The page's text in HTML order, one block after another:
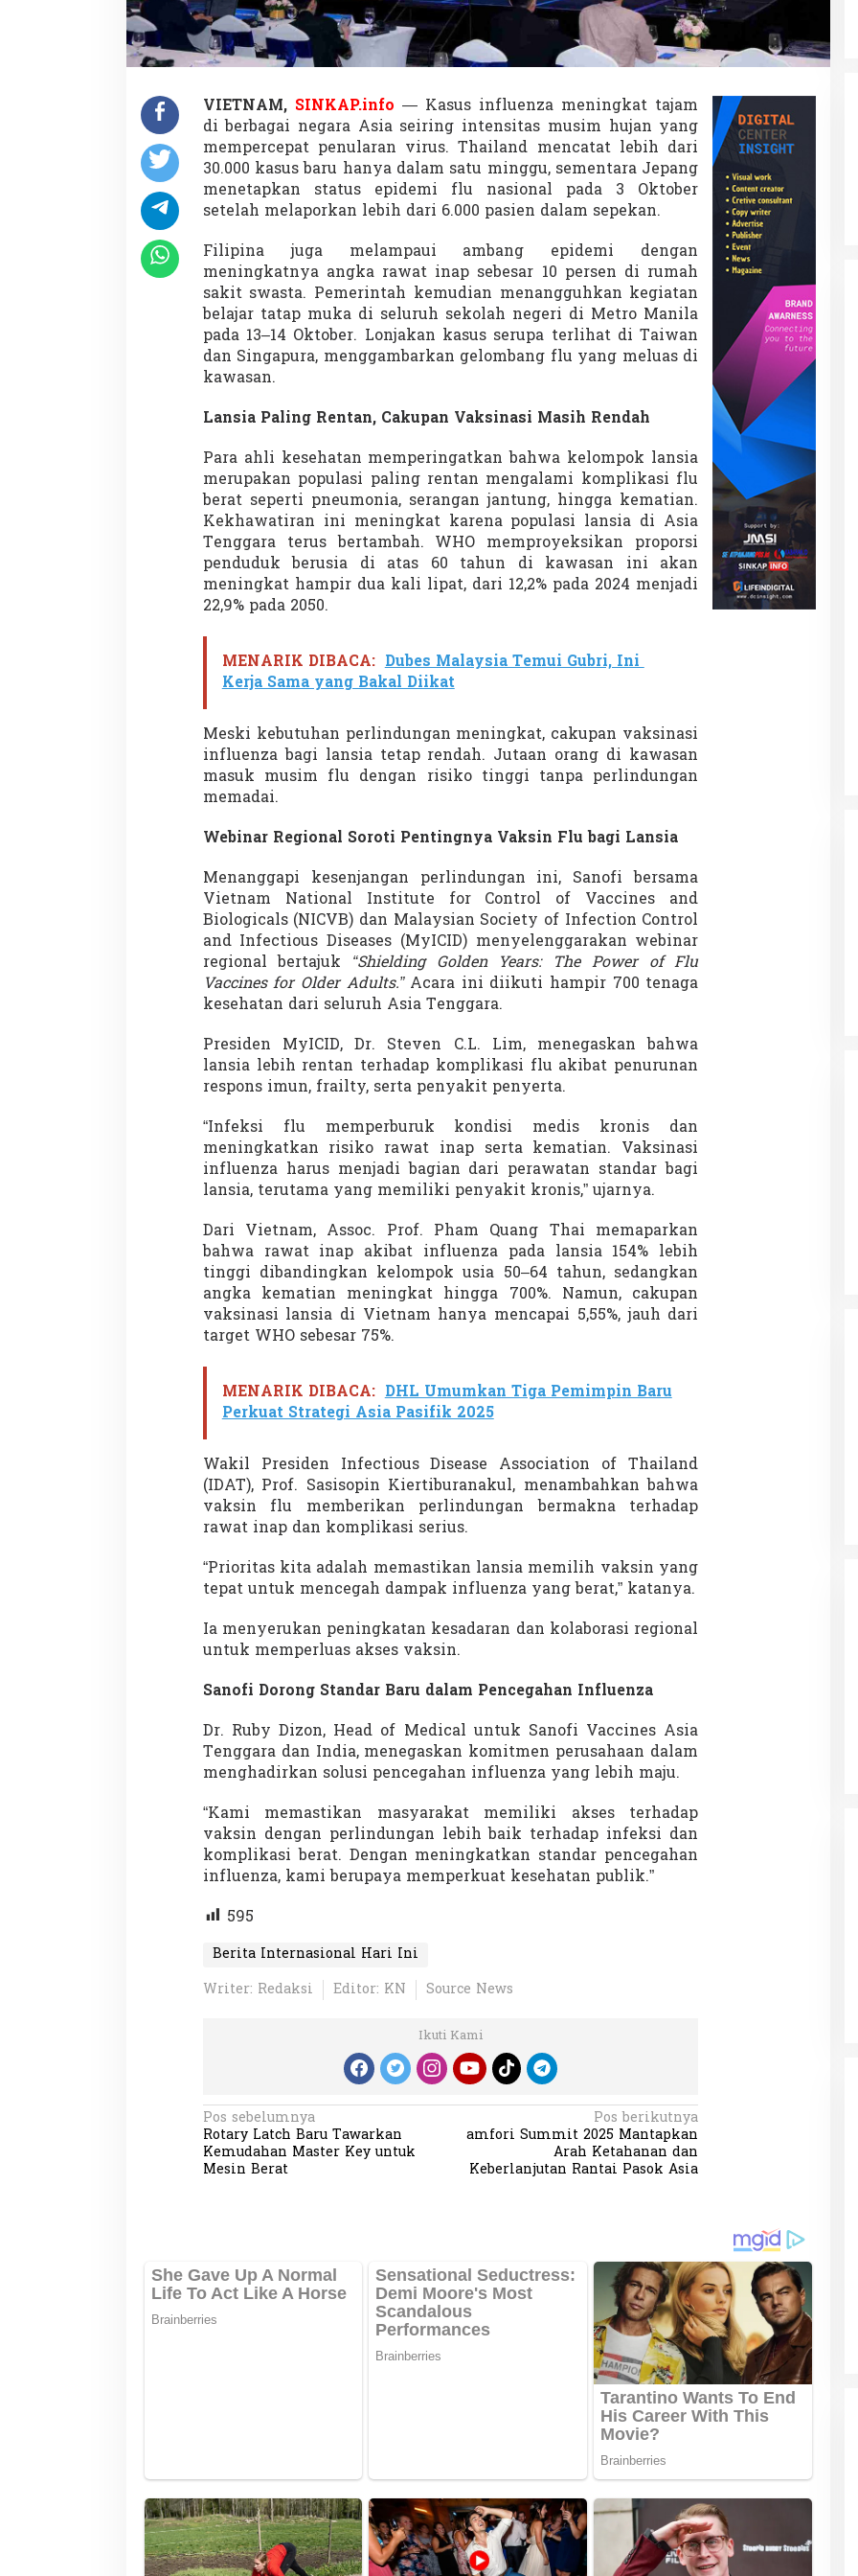
i
k
o
T
b
e
s
a
r
M
e
i
n
t
a
i
L
a
i
VIETNAM, SINKAP.info — Kasus influenza meningkat tajam
di berbagai negara Asia seiring intensitas musim hujan yang
mempercepat penularan virus. Thailand mencatat lebih dari
30.000 kasus baru hanya dalam satu minggu, sementara Jepang
menetapkan status epidemi flu nasional pada 3 Oktober
setelah melaporkan lebih dari 6.000 pasien dalam sepekan.
Filipina juga melampaui ambang epidemi dengan
meningkatnya angka rawat inap sebesar 10 persen di rumah
sakit swasta. Pemerintah kemudian menangguhkan kegiatan
belajar tatap muka di seluruh sekolah negeri di Metro Manila
pada 13–14 Oktober. Lonjakan kasus serupa terlihat di Taiwan
dan Singapura, menggambarkan gelombang flu yang meluas di
kawasan.
Lansia Paling Rentan, Cakupan Vaksinasi Masih Rendah
Para ahli kesehatan memperingatkan bahwa kelompok lansia
merupakan populasi paling rentan mengalami komplikasi flu
berat seperti pneumonia, serangan jantung, hingga kematian.
Kekhawatiran ini meningkat karena populasi lansia di Asia
Tenggara terus bertambah. WHO memproyeksikan proporsi
penduduk berusia di atas 60 tahun di kawasan ini akan
meningkat hampir dua kali lipat, dari 12,2% pada 2024 menjadi
22,9% pada 2050.
MENARIK DIBACA: Dubes Malaysia Temui Gubri, Ini
Kerja Sama yang Bakal Diikat
Meski kebutuhan perlindungan meningkat, cakupan vaksinasi
influenza bagi lansia tetap rendah. Jutaan orang di kawasan
masuk musim flu dengan risiko tinggi tanpa perlindungan
memadai.
Webinar Regional Soroti Pentingnya Vaksin Flu bagi Lansia
Menanggapi kesenjangan perlindungan ini, Sanofi bersama
Vietnam National Institute for Control of Vaccines and
Biologicals (NICVB) dan Malaysian Society of Infection Control
and Infectious Diseases (MyICID) menyelenggarakan webinar
regional bertajuk “Shielding Golden Years: The Power of Flu
Vaccines for Older Adults.”Acara ini diikuti hampir 700 tenaga
kesehatan dari seluruh Asia Tenggara.
Presiden MyICID, Dr. Steven C.L. Lim, menegaskan bahwa
lansia lebih rentan terhadap komplikasi flu akibat penurunan
respons imun, frailty, serta penyakit penyerta.
“Infeksi flu memperburuk kondisi medis kronis dan
meningkatkan risiko rawat inap serta kematian. Vaksinasi
influenza harus menjadi bagian dari perawatan standar bagi
lansia, terutama yang memiliki penyakit kronis,” ujarnya.
Dari Vietnam, Assoc. Prof. Pham Quang Thai memaparkan
bahwa rawat inap akibat influenza pada lansia 154% lebih
tinggi dibandingkan kelompok usia 50–64 tahun, sedangkan
angka kematian meningkat hingga 700%. Namun, cakupan
vaksinasi lansia di Vietnam hanya mencapai 5,55%, jauh dari
target WHO sebesar 75%.
MENARIK DIBACA: DHL Umumkan Tiga Pemimpin Baru
Perkuat Strategi Asia Pasifik 2025
Wakil Presiden Infectious Disease Association of Thailand
(IDAT), Prof. Sasisopin Kiertiburanakul, menambahkan bahwa
vaksin flu memberikan perlindungan bermakna terhadap
rawat inap dan komplikasi serius.
“Prioritas kita adalah memastikan lansia memilih vaksin yang
tepat untuk mencegah dampak influenza yang berat,” katanya.
Ia menyerukan peningkatan kesadaran dan kolaborasi regional
untuk memperluas akses vaksin.
Sanofi Dorong Standar Baru dalam Pencegahan Influenza
Dr. Ruby Dizon, Head of Medical untuk Sanofi Vaccines Asia
Tenggara dan India, menegaskan komitmen perusahaan dalam
menghadirkan solusi pencegahan influenza yang lebih maju.
“Kami memastikan masyarakat memiliki akses terhadap
vaksin dengan perlindungan lebih baik terhadap infeksi dan
komplikasi berat. Dengan meningkatkan standar pencegahan
influenza, kami berupaya memperkuat kesehatan publik.”
595
Berita Internasional Hari Ini
Writer: Redaksi
Editor: KN Source News
Ikuti Kami
N
a
v
s
i
Pos sebelumnya
Rotary Latch Baru Tawarkan
Kemudahan Master Key untuk
Mesin Berat
Pos berikutnya
amfori Summit 2025 Mantapkan
Arah Ketahanan dan
Keberlanjutan Rantai Pasok Asia
Penembakan Tragis Charlie Kirk di
Utah: Pelaku Senapan Jarak Jauh
12 September 2025
Demonstrasi Gen-Z Guncang
Nepal, PM Mundur Mendadak
Setelah Gedung Parlemen Dibakar
Di GLOBAL, SOROTAN | 12 September 2025
Menteri Nusron: Patok Batas Tanah
Cegah Konflik dan Dukung
Penataan Ruang
Di NASIONAL, SOROTAN
Pelayanan Sukarela Internasional
Diadakan di Nanjing
Di GLOBAL, VIDEO | 18 Januari 2024
Di Budaya, NASIONAL, VIDEO, Wisata
2024